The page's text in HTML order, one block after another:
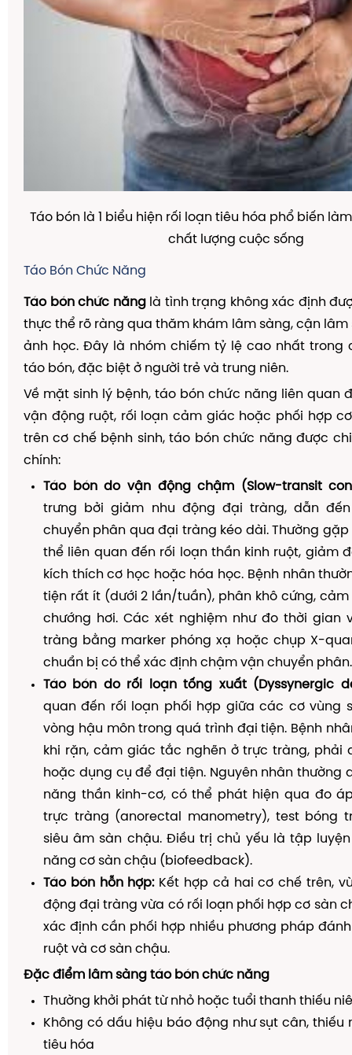
Táo bón là 1 biểu hiện rối loạn tiêu hóa phổ biến
chất lượng cuộc sống
Táo Bón Chức Năng
Táo bón chức nănglà tình trạng không xác định
thực thể rõ ràng qua thăm khám lâm sàng, cận lâm
ảnh học. Đây là nhóm chiếm tỷ lệ cao nhất trong
táo bón, đặc biệt ở người trẻ và trung niên.
Về mặt sinh lý bệnh, táo bón chức năng liên quan
vận động ruột, rối loạn cảm giác hoặc phối hợp
trên cơ chế bệnh sinh, táo bón chức năng được
chính:
Táo bón do vận động chậm (Slow-transit
trưng bởi giảm nhu động đại tràng, dẫn
chuyển phân qua đại tràng kéo dài. Thường gặp
thể liên quan đến rối loạn thần kinh ruột, giảm
kích thích cơ học hoặc hóa học. Bệnh nhân
tiện rất ít (dưới 2 lần/tuần), phân khô cứng,
chướng hơi. Các xét nghiệm như đo thời gian
tràng bằng marker phóng xạ hoặc chụp X-
chuẩn bị có thể xác định chậm vận chuyển phân.
Táo bón do rối loạn tống xuất (Dyssynergic
quan đến rối loạn phối hợp giữa các cơ vùng
vòng hậu môn trong quá trình đại tiện. Bệnh
khi rặn, cảm giác tắc nghẽn ở trực tràng, phải
hoặc dụng cụ để đại tiện. Nguyên nhân thường
năng thần kinh-cơ, có thể phát hiện qua đo
trực tràng (anorectal manometry), test bóng
siêu âm sàn chậu. Điều trị chủ yếu là tập
năng cơ sàn chậu (biofeedback).
Táo bón hỗn hợp:Kết hợp cả hai cơ chế trên,
động đại tràng vừa có rối loạn phối hợp cơ sàn
xác định cần phối hợp nhiều phương pháp
ruột và cơ sàn chậu.
Đặc điểm lâm sàng táo bón chức năng
Thường khởi phát từ nhỏ hoặc tuổi thanh thiếu
Không có dấu hiệu báo động như sụt cân, thiếu
tiêu hóa